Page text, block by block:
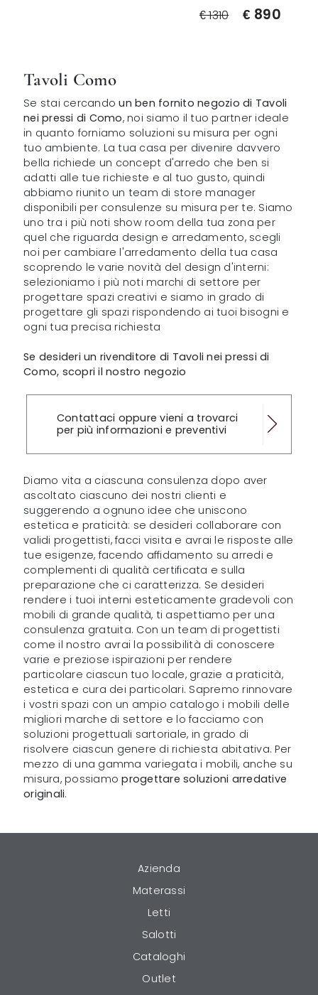
€ 1310 € 890
Tavoli Como
Se stai cercandoun ben fornito negozio di Tavoli
nei pressi di Como, noi siamo il tuo partner ideale
in quanto forniamo soluzioni su misura per ogni
tuo ambiente. La tua casa per divenire davvero
bella richiede un concept d'arredo che ben si
adatti alle tue richieste e al tuo gusto, quindi
abbiamo riunito un team di store manager
disponibili per consulenze su misura per te. Siamo
uno tra i più noti show room della tua zona per
quel che riguarda design e arredamento, scegli
noi per cambiare l'arredamento della tua casa
scoprendo le varie novità del design d'interni:
selezioniamo i più noti marchi di settore per
progettare spazi creativi e siamo in grado di
progettare gli spazi rispondendo ai tuoi bisogni e
ogni tua precisa richiesta
Se desideri un rivenditore di Tavoli nei pressi di
Como, scopri il nostro negozio
Contattaci oppure vieni a trovarci
per più informazioni e preventivi
Diamo vita a ciascuna consulenza dopo aver
ascoltato ciascuno dei nostri clienti e
suggerendo a ognuno idee che uniscono
estetica e praticità: se desideri collaborare con
validi progettisti, facci visita e avrai le risposte alle
tue esigenze, facendo affidamento su arredi e
complementi di qualità certificata e sulla
preparazione che ci caratterizza. Se desideri
rendere i tuoi interni esteticamente gradevoli con
mobili di grande qualità, ti aspettiamo per una
consulenza gratuita. Con un team di progettisti
come il nostro avrai la possibilità di conoscere
varie e preziose ispirazioni per rendere
particolare ciascun tuo locale, grazie a praticità,
estetica e cura dei particolari. Sapremo rinnovare
i vostri spazi con un ampio catalogo i mobili delle
migliori marche di settore e lo facciamo con
soluzioni progettuali sartoriale, in grado di
risolvere ciascun genere di richiesta abitativa. Per
mezzo di una gamma variegata i mobili, anche su
misura, possiamoprogettare soluzioni arredative
originali.
Azienda
Materassi
Letti
Salotti
Cataloghi
Outlet